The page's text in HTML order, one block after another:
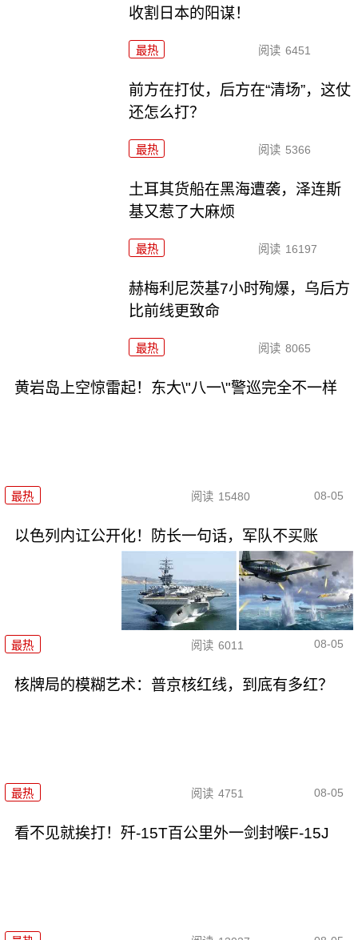
收割日本的阳谋！
最热 阅读 6451
前方在打仗，后方在“清场”，这仗
还怎么打？
最热 阅读 5366
土耳其货船在黑海遭袭，泽连斯
基又惹了大麻烦
最热 阅读 16197
赫梅利尼茨基7小时殉爆，乌后方
比前线更致命
最热 阅读 8065
黄岩岛上空惊雷起！东大\"八一\"警巡完全不一样
最热 阅读 15480 08-05
以色列内讧公开化！防长一句话，军队不买账
最热 阅读 6011 08-05
核牌局的模糊艺术：普京核红线，到底有多红？
最热 阅读 4751 08-05
看不见就挨打！歼-15T百公里外一剑封喉F-15J